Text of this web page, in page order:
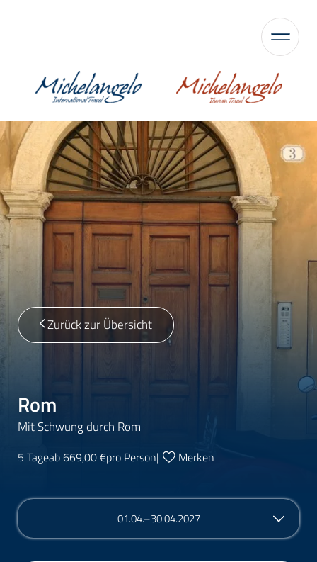
Zurück zur Übersicht
Rom
Mit Schwung durch Rom
5 Tageab 669,00 €pro Person| Merken
01.04.–30.04.2027